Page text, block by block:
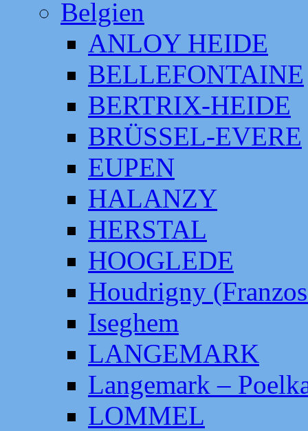
Belgien
ANLOY HEIDE
BELLEFONTAINE
BERTRIX-HEIDE
BRÜSSEL-EVERE
EUPEN
HALANZY
HERSTAL
HOOGLEDE
Houdrigny
Iseghem
LANGEMARK
Langemark –
LOMMEL